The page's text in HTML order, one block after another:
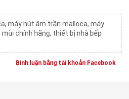
, máy hút âm trần malloca, máy
chính hãng, thiết bị nhà bếp
Bình luận bằng tài khoản Facebook